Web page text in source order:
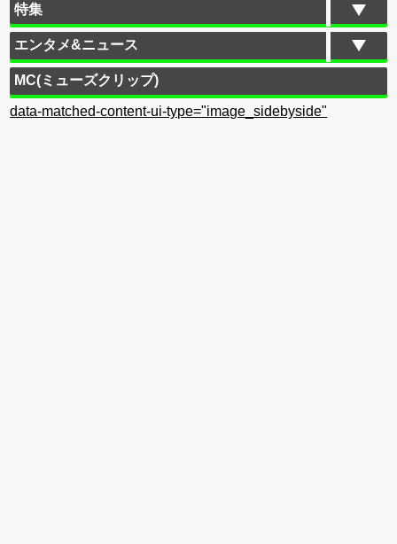
特集
エンタメ&ニュース
MC(ミューズクリップ)
data-matched-content-ui-type="image_sidebyside"